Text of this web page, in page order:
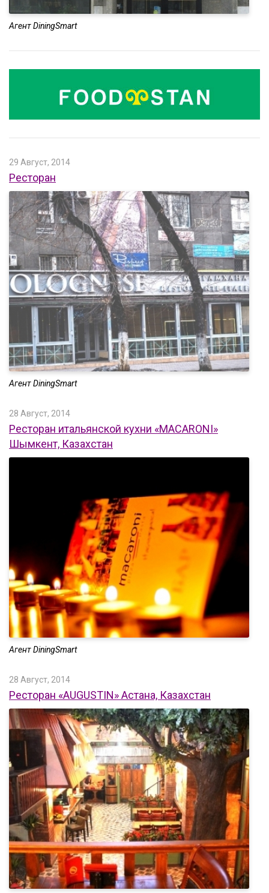
Агент DiningSmart
29 Август, 2014
Ресторан
Агент DiningSmart
28 Август, 2014
Ресторан итальянской кухни «MACARONI»
Шымкент, Казахстан
Агент DiningSmart
28 Август, 2014
Ресторан «AUGUSTIN» Астана, Казахстан